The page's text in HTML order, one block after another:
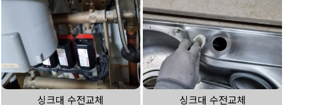
싱크대 수전교체 싱크대 수전교체